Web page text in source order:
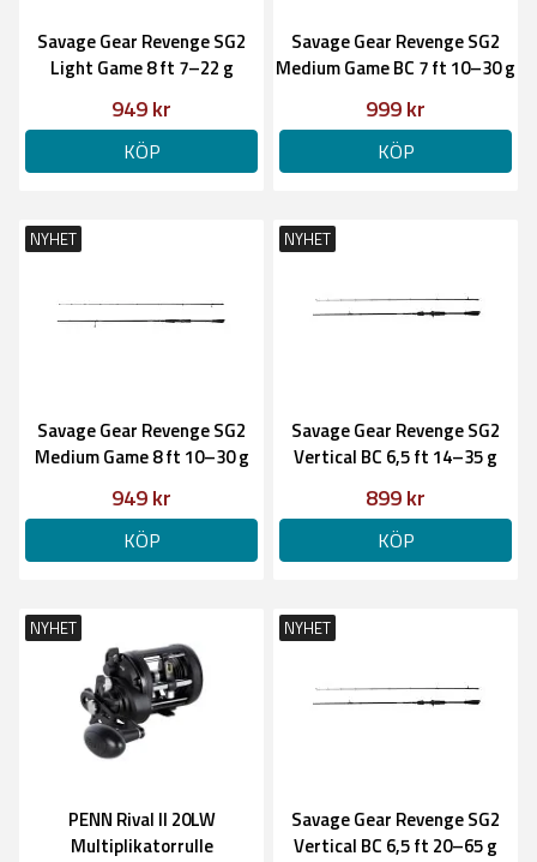
Savage Gear Revenge SG2
Light Game 8 ft 7–22 g
949 kr
KÖP
Savage Gear Revenge SG2
Medium Game BC 7 ft 10–30 g
999 kr
KÖP
NYHET
Savage Gear Revenge SG2
Medium Game 8 ft 10–30 g
949 kr
KÖP
NYHET
Savage Gear Revenge SG2
Vertical BC 6,5 ft 14–35 g
899 kr
KÖP
NYHET
PENN Rival II 20LW
Multiplikatorrulle
NYHET
Savage Gear Revenge SG2
Vertical BC 6,5 ft 20–65 g